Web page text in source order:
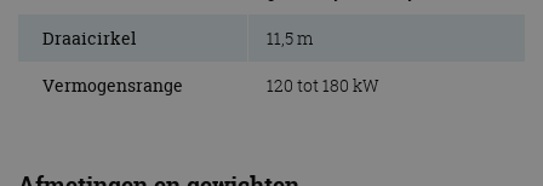
Draaicirkel 11,5 m
Vermogensrange 120 tot 180 kW